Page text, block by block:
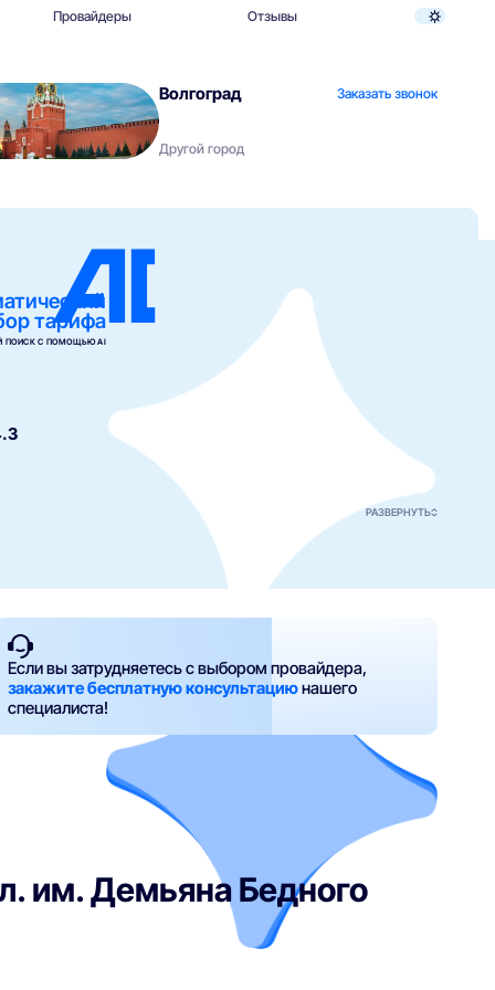
Провайдеры Отзывы
Волгоград Заказать звонок
Другой город
тарифа
ПОИСК С ПОМОЩЬЮ AI
РАЗВЕРНУТЬ
Если вы затрудняетесь с выбором провайдера,
закажите бесплатную консультациюнашего
специалиста!
им. Демьяна Бедного